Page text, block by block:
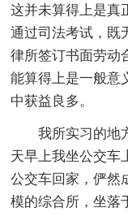
这并未算得上是真
通过司法考试，既
律所签订书面劳动
能算得上是一般意
中获益良多。
我所实习的地
天早上我坐公交车
公交车回家，俨然
模的综合所，坐落